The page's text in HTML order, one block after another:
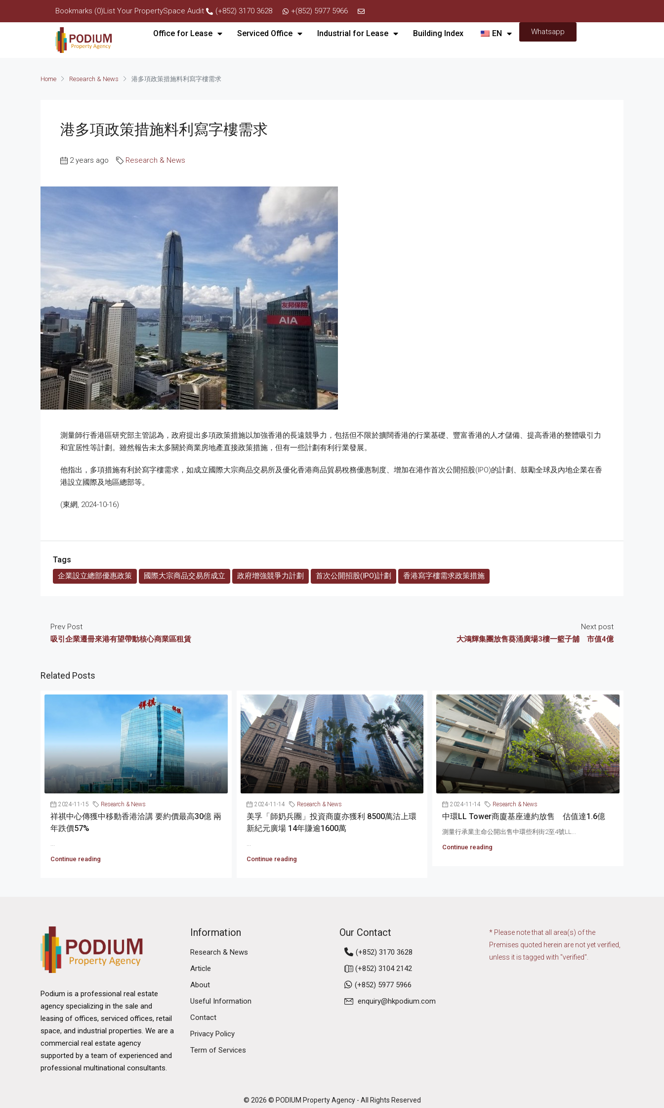
Bookmarks (0)List Your PropertySpace Audit (+852) 3170 3628 +(852) 5977 5966
Office for Lease Serviced Office Industrial for Lease Building Index EN Whatsapp
Home Research & News 港多項政策措施料利寫字樓需求
港多項政策措施料利寫字樓需求
2 years ago Research & News
測量師行香港區研究部主管認為，政府提出多項政策措施以加強香港的長遠競爭力，包括但不限於擴闊香港的行業基礎、豐富香港的人才儲備、提高香港的整體吸引力
和宜居性等計劃。雖然報告未太多關於商業房地產直接政策措施，但有一些計劃有利行業發展。
他指出，多項措施有利於寫字樓需求，如成立國際大宗商品交易所及優化香港商品貿易稅務優惠制度、增加在港作首次公開招股(IPO)的計劃、鼓勵全球及內地企業在香
港設立國際及地區總部等。
(東網, 2024-10-16)
Tags
企業設立總部優惠政策 國際大宗商品交易所成立 政府增強競爭力計劃 首次公開招股(IPO)計劃 香港寫字樓需求政策措施
Prev Post
吸引企業遷冊來港有望帶動核心商業區租賃
Next post
大鴻輝集團放售葵涌廣場3樓一籃子舖 市值4億
Related Posts
2024-11-15 Research & News
祥祺中心傳獲中移動香港洽講 要約價最高30億 兩
年跌價57%
Continue reading
2024-11-14 Research & News
美孚「師奶兵團」投資商廈亦獲利 8500萬沽上環
新紀元廣場 14年賺逾1600萬
Continue reading
2024-11-14 Research & News
中環LL Tower商廈基座連約放售 估值達1.6億
測量行承業主命公開出售中環些利街2至4號LL...
Continue reading
Podium is a professional real estate
agency specializing in the sale and
leasing of offices, serviced offices, retail
space, and industrial properties. We are a
commercial real estate agency
supported by a team of experienced and
professional multinational consultants.
Information
Research & News
Article
About
Useful Information
Contact
Privacy Policy
Term of Services
Our Contact
(+852) 3170 3628
(+852) 3104 2142
(+852) 5977 5966
enquiry@hkpodium.com
* Please note that all area(s) of the
Premises quoted herein are not yet verified,
unless it is tagged with "verified".
© 2026 © PODIUM Property Agency - All Rights Reserved